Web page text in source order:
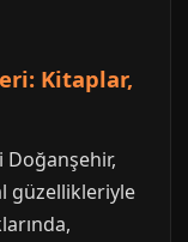
Kitaplar,
Doğanşehir,
güzellikleriyle